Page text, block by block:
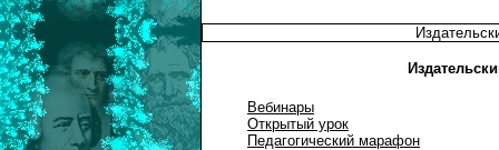
Вебинары
Открытый урок
Педагогический марафон